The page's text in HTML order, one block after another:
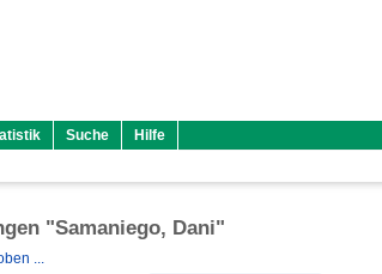
Suche Hilfe
"Samaniego, Dani"
...